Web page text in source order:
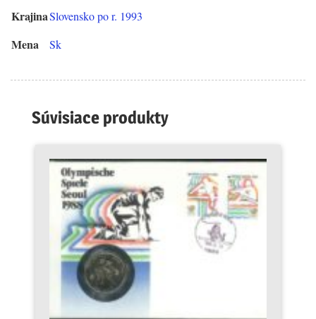
KrajinaSlovensko po r. 1993
Mena Sk
Súvisiace produkty